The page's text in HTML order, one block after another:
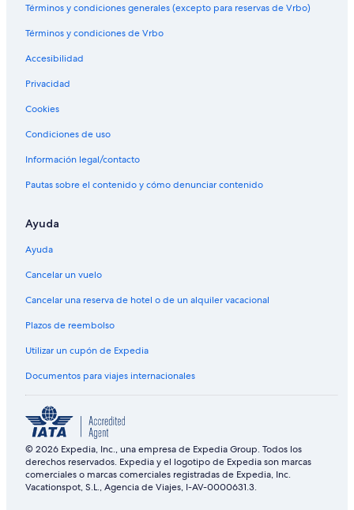
Términos y condiciones generales (excepto para reservas de Vrbo)
Términos y condiciones de Vrbo
Accesibilidad
Privacidad
Cookies
Condiciones de uso
Información legal/contacto
Pautas sobre el contenido y cómo denunciar contenido
Ayuda
Ayuda
Cancelar un vuelo
Cancelar una reserva de hotel o de un alquiler vacacional
Plazos de reembolso
Utilizar un cupón de Expedia
Documentos para viajes internacionales
© 2026 Expedia, Inc., una empresa de Expedia Group. Todos los
derechos reservados. Expedia y el logotipo de Expedia son marcas
comerciales o marcas comerciales registradas de Expedia, Inc.
Vacationspot, S.L., Agencia de Viajes, I-AV-0000631.3.